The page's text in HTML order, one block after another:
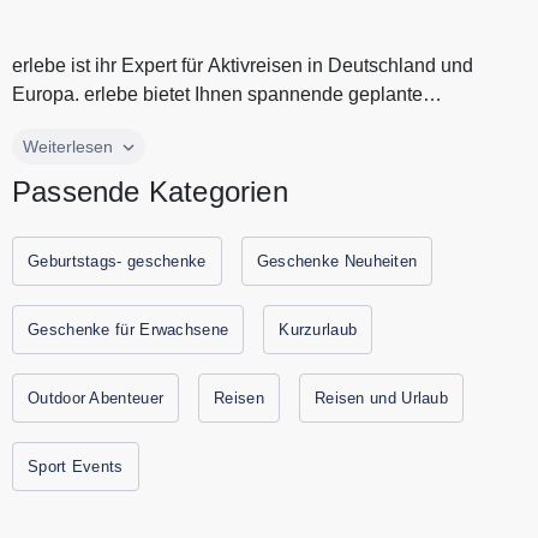
erlebe ist ihr Expert für Aktivreisen in Deutschland und
Europa. erlebe bietet Ihnen spannende geplante
erlebe ist ihr Expert für Aktivreisen in Deutschland und
Wandereisen und Radreisen. erlebe kümmert sich um die
schönsten Orten in Deutschland und Europa Wanderungen
und Fahrradtouren für Sie entwickelt. erlebe.de bucht für
Ihren Urlaub besondere Unterkünfte und bietet Ihnen
und Rabattaktionen von erlebe finden Sie immer hier auf
Gutscheine.codes.
Weiterlesen
Passende Kategorien
Geburtstags- geschenke Geschenke Neuheiten
Geschenke für Erwachsene Kurzurlaub
Outdoor Abenteuer Reisen Reisen und Urlaub
Sport Events